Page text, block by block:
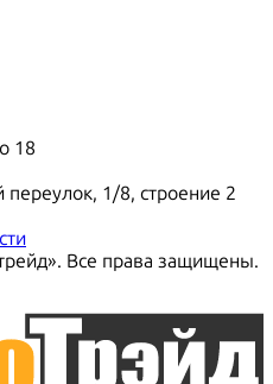
18
1/8, строение 2
Все права защищены.